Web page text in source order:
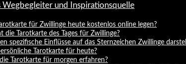
Wegbegleiter und Inspirationsquelle
für Zwillinge heute kostenlos online legen?
die Tarotkarte des Tages für Zwillinge?
spezifische Einflüsse auf das Sternzeichen Zwillinge
Tarotkarte für heute?
Tarotkarte für morgen erfahren?